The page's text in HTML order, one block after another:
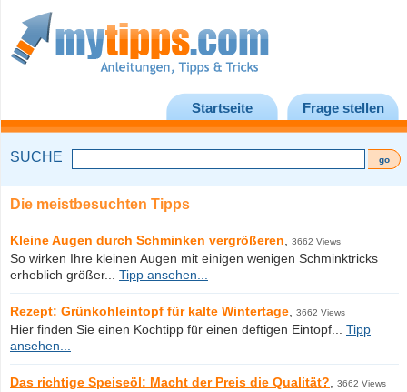
Startseite Frage stellen
SUCHE
Die meistbesuchten Tipps
Kleine Augen durch Schminken vergrößeren 3662 Views
So wirken Ihre kleinen Augen mit einigen wenigen Schminktricks
erheblich größer... Tipp ansehen...
Rezept: Grünkohleintopf für kalte Wintertage 3662 Views
Hier finden Sie einen Kochtipp für einen deftigen Eintopf... Tipp
ansehen...
Das richtige Speiseöl: Macht der Preis die Qualität? 3662 Views